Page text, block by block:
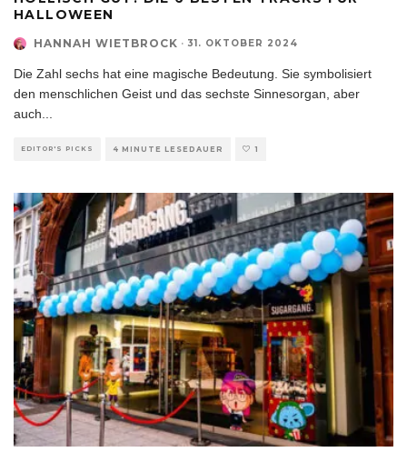
HALLOWEEN
HANNAH WIETBROCK · 31. OKTOBER 2024
Die Zahl sechs hat eine magische Bedeutung. Sie symbolisiert
den menschlichen Geist und das sechste Sinnesorgan, aber
auch...
EDITOR'S PICKS 4 MINUTE LESEDAUER 1